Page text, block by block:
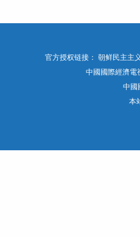
官方授权链接： 朝鲜民主主
中國國際經濟電
中國
本